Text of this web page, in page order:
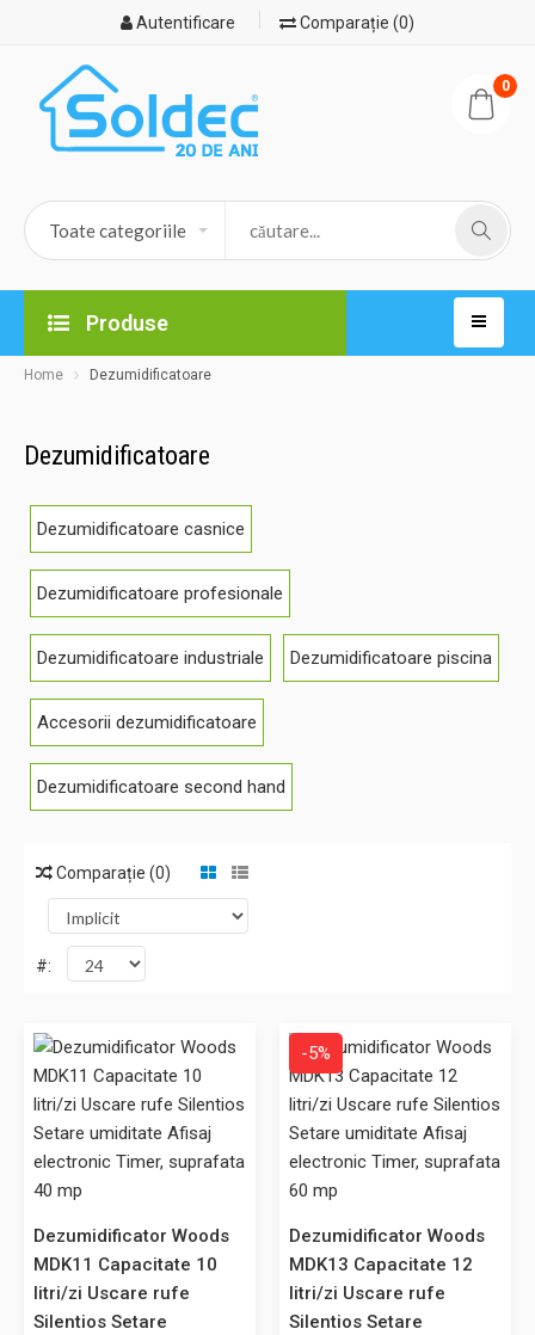
Autentificare Comparație (0)
0
Produse
Home Dezumidificatoare
Dezumidificatoare
Dezumidificatoare casnice
Dezumidificatoare profesionale
Dezumidificatoare industriale Dezumidificatoare piscina
Accesorii dezumidificatoare
Dezumidificatoare second hand
Comparație (0)
#:
Dezumidificator Woods MDK11 Capacitate 10 litri/zi Uscare rufe
Silentios Setare umiditate Afisaj electronic Timer, suprafata 40
Noul dezumidificator din gama casnica Woods MDK11 este
echipat cu noul agent frigorific ecologic R290. Noutatea
consta in noul gaz refrigerant ecologic R290. Woods este
Dezumidificator Woods
MDK11 Capacitate 10
litri/zi Uscare rufe
Silentios Setare
-5%
Dezumidificator Woods
MDK13 Capacitate 12
litri/zi Uscare rufe
Silentios Setare